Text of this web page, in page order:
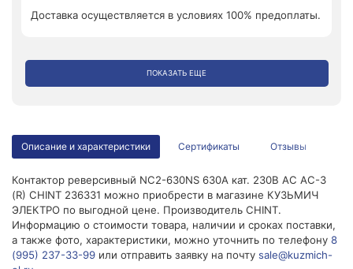
Доставка осуществляется в условиях 100% предоплаты.
ПОКАЗАТЬ ЕЩЕ
Описание и характеристики Сертификаты Отзывы
Контактор реверсивный NC2-630NS 630А кат. 230В AC AC-3
(R) CHINT 236331 можно приобрести в магазине КУЗЬМИЧ
ЭЛЕКТРО по выгодной цене. Производитель CHINT.
Информацию о стоимости товара, наличии и сроках поставки,
а также фото, характеристики, можно уточнить по телефону 8
(995) 237-33-99 или отправить заявку на почту sale@kuzmich-